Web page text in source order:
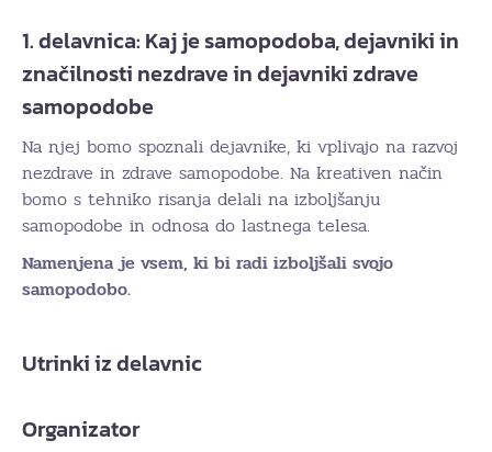
1. delavnica: Kaj je samopodoba, dejavniki in
značilnosti nezdrave in dejavniki zdrave
samopodobe
Na njej bomo spoznali dejavnike, ki vplivajo na razvoj
nezdrave in zdrave samopodobe. Na kreativen način
bomo s tehniko risanja delali na izboljšanju
samopodobe in odnosa do lastnega telesa.
Namenjena je vsem, ki bi radi izboljšali svojo
samopodobo.
Utrinki iz delavnic
Organizator